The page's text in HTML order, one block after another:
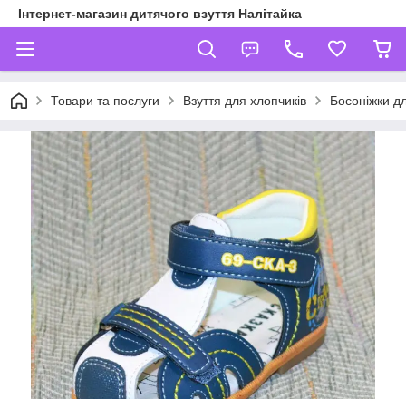
Інтернет-магазин дитячого взуття Налітайка
Товари та послуги Взуття для хлопчиків Босоніжки